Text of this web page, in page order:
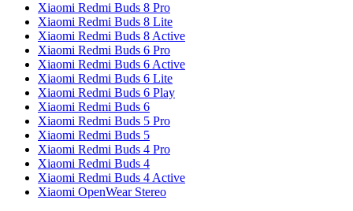
Xiaomi Redmi Buds 8 Pro
Xiaomi Redmi Buds 8 Lite
Xiaomi Redmi Buds 8 Active
Xiaomi Redmi Buds 6 Pro
Xiaomi Redmi Buds 6 Active
Xiaomi Redmi Buds 6 Lite
Xiaomi Redmi Buds 6 Play
Xiaomi Redmi Buds 6
Xiaomi Redmi Buds 5 Pro
Xiaomi Redmi Buds 5
Xiaomi Redmi Buds 4 Pro
Xiaomi Redmi Buds 4
Xiaomi Redmi Buds 4 Active
Xiaomi OpenWear Stereo